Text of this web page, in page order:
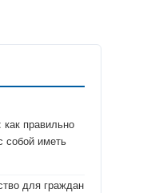
как правильно
собой иметь
для граждан